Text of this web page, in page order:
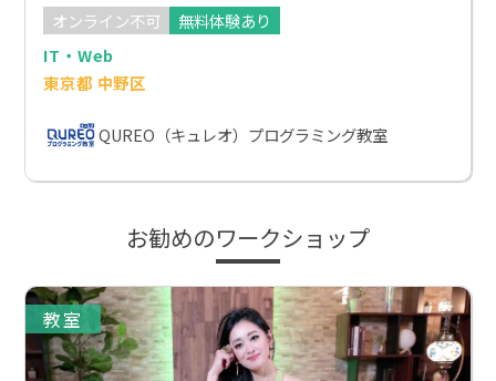
オンライン不可
無料体験あり
IT・Web
東京都 中野区
QUREO（キュレオ）プログラミング教室
お勧めのワークショップ
教室